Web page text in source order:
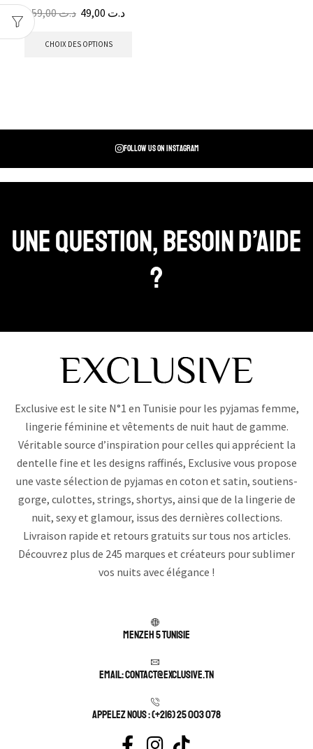
د.ت59,00 د.ت
CHOIX DES OPTIONS
Follow us on instagram
Une question, Besoin d’aide
?
Exclusive est le site N°1 en Tunisie pour les pyjamas femme,
lingerie féminine et vêtements de nuit haut de gamme.
Véritable source d’inspiration pour celles qui apprécient la
dentelle fine et les designs raffinés, Exclusive vous propose
une vaste sélection de pyjamas en coton et satin, soutiens-
gorge, culottes, strings, shortys, ainsi que de la lingerie de
nuit, sexy et glamour, issus des dernières collections.
Livraison rapide et retours gratuits sur tous nos articles.
Découvrez plus de 245 marques et créateurs pour sublimer
vos nuits avec élégance !
Menzeh 5 TUNISIE
Email: contact@exclusive.tn
APPELEZ NOUS : (+216) 25 003 078